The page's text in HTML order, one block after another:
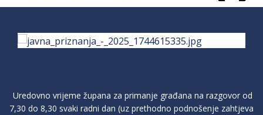
Uredovno vrijeme župana za primanje građana na razgovor od
7,30 do 8,30 svaki radni dan (uz prethodno podnošenje zahtjeva